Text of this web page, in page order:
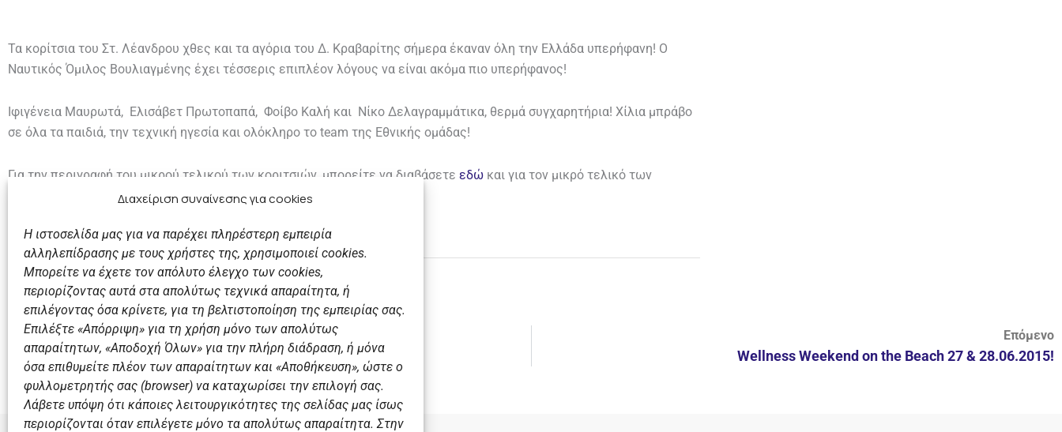
Διαχείριση συναίνεσης για cookies
Η ιστοσελίδα μας για να παρέχει πληρέστερη εμπειρία
αλληλεπίδρασης με τους χρήστες της, χρησιμοποιεί cookies.
Μπορείτε να έχετε τον απόλυτο έλεγχο των cookies,
περιορίζοντας αυτά στα απολύτως τεχνικά απαραίτητα, ή
επιλέγοντας όσα κρίνετε, για τη βελτιστοποίηση της εμπειρίας σας.
Επιλέξτε «Απόρριψη» για τη χρήση μόνο των απολύτως
απαραίτητων, «Αποδοχή Όλων» για την πλήρη διάδραση, ή μόνα
όσα επιθυμείτε πλέον των απαραίτητων και «Αποθήκευση», ώστε ο
φυλλομετρητής σας (browser) να καταχωρίσει την επιλογή σας.
Λάβετε υπόψη ότι κάποιες λειτουργικότητες της σελίδας μας ίσως
περιορίζονται όταν επιλέγετε μόνο τα απολύτως απαραίτητα. Στην
Τα κορίτσια του Στ. Λέανδρου χθες και τα αγόρια του Δ. Κραβαρίτης σήμερα έκαναν όλη την Ελλάδα υπερήφανη! Ο
Ναυτικός Όμιλος Βουλιαγμένης έχει τέσσερις επιπλέον λόγους να είναι ακόμα πιο υπερήφανος!
Ιφιγένεια Μαυρωτά, Ελισάβετ Πρωτοπαπά, Φοίβο Καλή και Νίκο Δελαγραμμάτικα, θερμά συγχαρητήρια! Χίλια μπράβο
σε όλα τα παιδιά, την τεχνική ηγεσία και ολόκληρο το team της Εθνικής ομάδας!
Για την περιγραφή του μικρού τελικού των κοριτσιών, μπορείτε να διαβάσετε εδώ και για τον μικρό τελικό των
(από το waterpololive.gr)
Προηγούμενο
Οι μίνι Παίδες ξεκινούν σήμερα τη Β΄φάση Πρωταθλήματος!
Επόμενο
Wellness Weekend on the Beach 27 & 28.06.2015!